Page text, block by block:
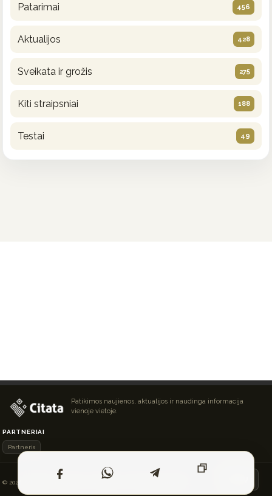
Patarimai 456
Aktualijos 428
Sveikata ir grožis 275
Kiti straipsniai 188
Testai 49
Patikimos naujienos, aktualijos ir naudinga informacija
vienoje vietoje.
PARTNERIAI
Partneris
© 2026 Išskirtinės naujienos ir straipsniai. Visos teisės saugomos.